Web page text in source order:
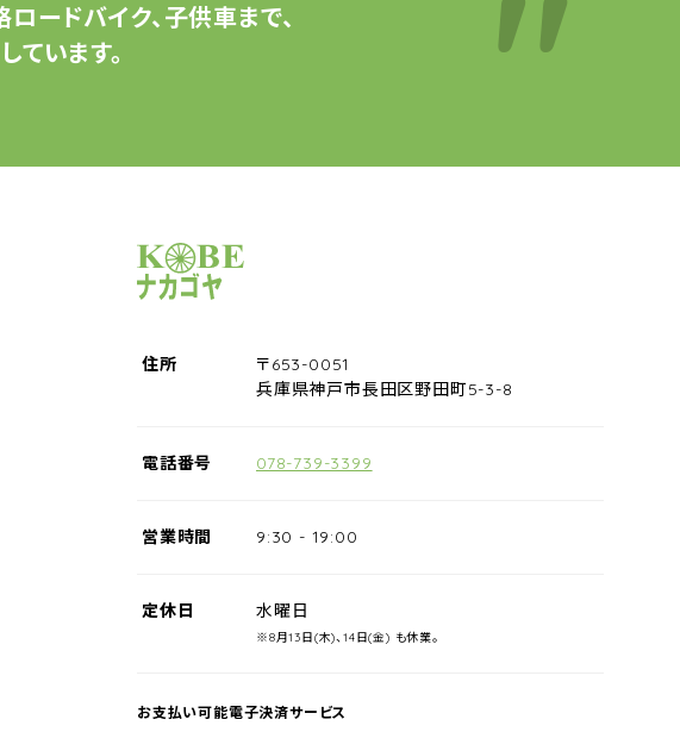
ロードバイク、子供車まで、
います。
サイクルショップナカゴヤ
住所
〒653-0051
兵庫県神戸市長田区野田町5-3-8
電話番号 078-739-3399
営業時間 9:30 - 19:00
定休日 水曜日
※8月13日(木)、14日(金) も休業。
お支払い可能電子決済サービス